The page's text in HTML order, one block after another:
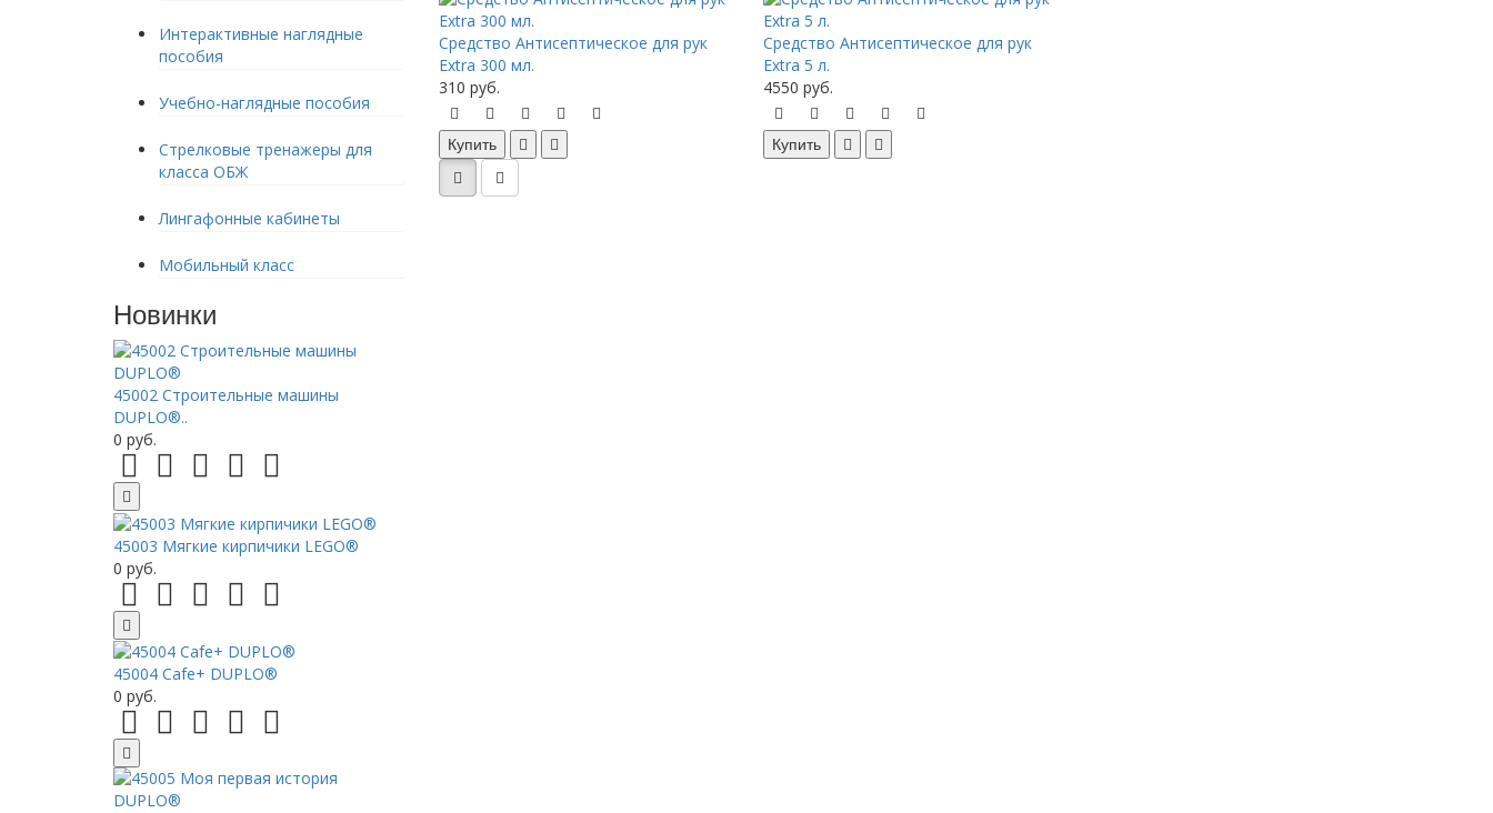
Интерактивные наглядные
пособия
Учебно-наглядные пособия
Стрелковые тренажеры для
клаcса ОБЖ
Лингафонные кабинеты
Мобильный класс
Новинки
45002 Строительные машины
DUPLO®..
0 руб.
45003 Мягкие кирпичики LEGO®
0 руб.
45004 Cafe+ DUPLO®
0 руб.
Средство Антисептическое для рук
Extra 300 мл.
310 руб.
Купить
Средство Антисептическое для рук
Extra 5 л.
4550 руб.
Купить